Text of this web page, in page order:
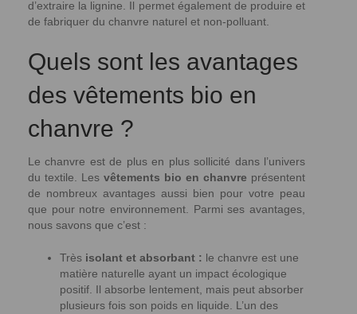
d’extraire la lignine. Il permet également de produire et
de fabriquer du chanvre naturel et non-polluant.
Quels sont les avantages
des vêtements bio en
chanvre ?
Le chanvre est de plus en plus sollicité dans l’univers
du textile. Les vêtements bio en chanvre présentent
de nombreux avantages aussi bien pour votre peau
que pour notre environnement. Parmi ses avantages,
nous savons que c’est :
Très isolant et absorbant : le chanvre est une
matière naturelle ayant un impact écologique
positif. Il absorbe lentement, mais peut absorber
plusieurs fois son poids en liquide. L’un des